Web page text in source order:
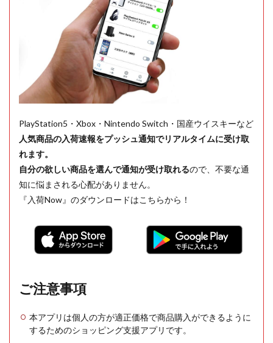
PlayStation5・Xbox・Nintendo Switch・国産ウイスキーなど
人気商品の入荷速報をプッシュ通知でリアルタイムに受け取
れます。
自分の欲しい商品を選んで通知が受け取れるので、不要な通
知に悩まされる心配がありません。
『入荷Now』のダウンロードはこちらから！
ご注意事項
本アプリは個人の方が適正価格で商品購入ができるように
するためのショッピング支援アプリです。